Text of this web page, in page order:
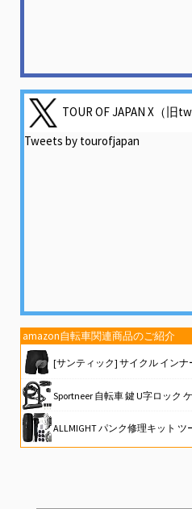
TOUR OF JAPAN X（旧
Tweets by tourofjapan
amazon自転車関連商品のご紹介
[サンティック] サイクル インナーパンツ レーサーパ
Sportneer 自転車 鍵 U字ロック ケーブル付き 縦200×横160mm 電動自動車バッテリーロック
ALLMIGHT パンク修理キット